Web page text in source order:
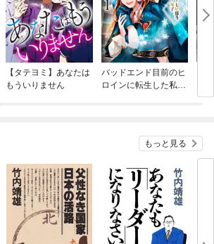
【タテヨミ】あなたは
もういりません
バッドエンド目前のヒ
ロインに転生した私、
もっと見る